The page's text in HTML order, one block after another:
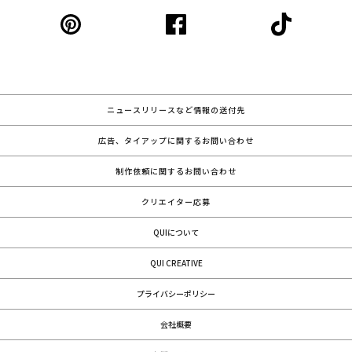
ニュースリリースなど情報の送付先
広告、タイアップに関するお問い合わせ
制作依頼に関するお問い合わせ
クリエイター応募
QUIについて
QUI CREATIVE
プライバシーポリシー
会社概要